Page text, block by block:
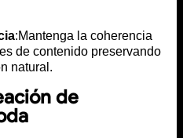
:Mantenga la coherencia
de contenido preservando
natural.
de